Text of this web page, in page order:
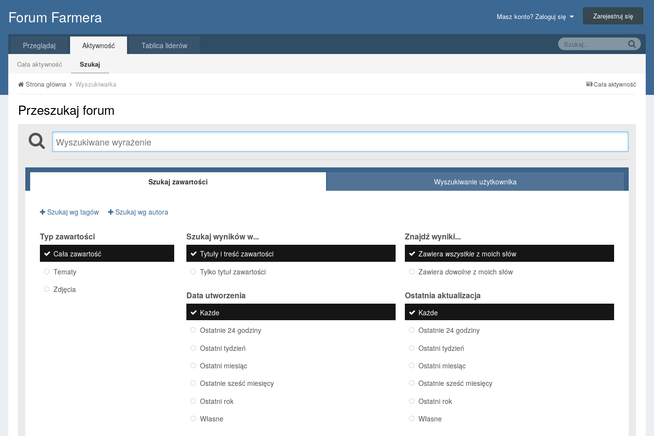
Forum Farmera Masz konto? Zaloguj się Zarejestruj się
Przeglądaj Aktywność
Cała aktywność Szukaj
Tablica liderów
Cała aktywność
Strona główna Wyszukiwarka
Przeszukaj forum
Szukaj zawartości Wyszukiwanie użytkownika
Szukaj wg tagów Szukaj wg autora
Typ zawartości
Cała zawartość
Tematy
Zdjęcia
Szukaj wyników w...
Tytuły i treść zawartości
Tylko tytuł zawartości
Znajdź wyniki...
Zawiera wszystkiez moich słów
Zawiera dowolnez moich słów
Data utworzenia
Każde
Ostatnie 24 godziny
Ostatni tydzień
Ostatni miesiąc
Ostatnie sześć miesięcy
Ostatni rok
Własne
Ostatnia aktualizacja
Każde
Ostatnie 24 godziny
Ostatni tydzień
Ostatni miesiąc
Ostatnie sześć miesięcy
Ostatni rok
Własne